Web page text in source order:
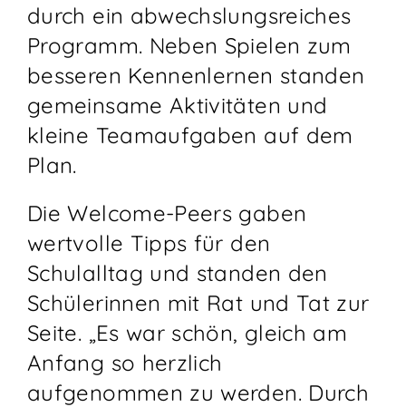
durch ein abwechslungsreiches
Programm. Neben Spielen zum
besseren Kennenlernen standen
gemeinsame Aktivitäten und
kleine Teamaufgaben auf dem
Plan.
Die Welcome-Peers gaben
wertvolle Tipps für den
Schulalltag und standen den
Schülerinnen mit Rat und Tat zur
Seite. „Es war schön, gleich am
Anfang so herzlich
aufgenommen zu werden. Durch